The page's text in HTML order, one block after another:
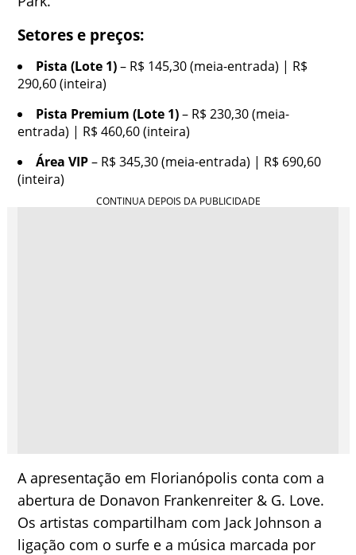
Setores e preços:
Pista (Lote 1)– R$ 145,30 (meia-entrada) | R$
290,60 (inteira)
Pista Premium (Lote 1)– R$ 230,30 (meia-
entrada) | R$ 460,60 (inteira)
Área VIP– R$ 345,30 (meia-entrada) | R$ 690,60
(inteira)
A apresentação em Florianópolis conta com a
abertura de Donavon Frankenreiter & G. Love.
Os artistas compartilham com Jack Johnson a
ligação com o surfe e a música marcada por